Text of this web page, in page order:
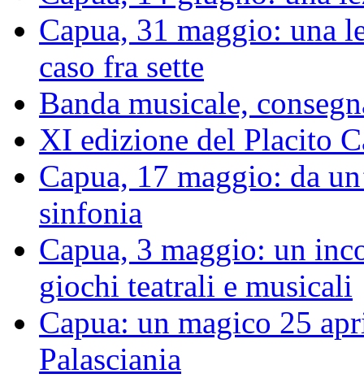
Capua, 31 maggio: una
caso fra sette
Banda musicale,
XI edizione del Placito
Capua, 17 maggio: da
sinfonia
Capua, 3 maggio: un
giochi teatrali e musicali
Capua: un magico 25
Palasciania